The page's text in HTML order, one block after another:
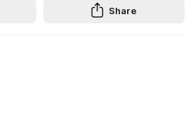
Share